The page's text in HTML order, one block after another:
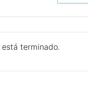
terminado.